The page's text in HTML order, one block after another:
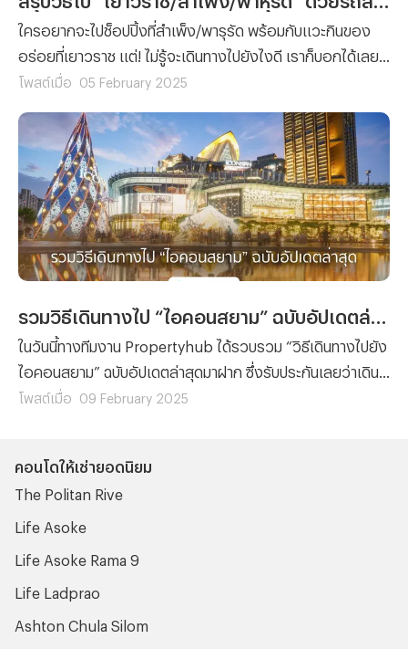
ใครอยากจะไปช็อปปิ้งที่สำเพ็ง/พารุรัด พร้อมกับแวะกินของ
อร่อยที่เยาวราช แต่! ไม่รู้จะเดินทางไปยังไงดี เราก็บอกได้เลย
ว่าบทความนี้มีคำตอบ! เพราะวันนี้ทีมงาน Propertyhub ได้
ฝาก!
โพสต์เมื่อ 05 February 2025
ในวันนี้ทางทีมงาน Propertyhub ได้รวบรวม “วิธีเดินทางไปยัง
ไอคอนสยาม” ฉบับอัปเดตล่าสุดมาฝาก ซึ่งรับประกันเลยว่าเดิน
ทางง่าย ไม่ซับซ้อนและเดินทางไปถึงไอคอนสยามได้อย่าง
โพสต์เมื่อ 09 February 2025
คอนโดให้เช่ายอดนิยม
The Politan Rive
Life Asoke
Life Asoke Rama 9
Life Ladprao
Ashton Chula Silom